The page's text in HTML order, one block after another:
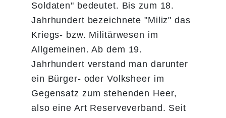
Soldaten" bedeutet. Bis zum 18.
Jahrhundert bezeichnete "Miliz" das
Kriegs- bzw. Militärwesen im
Allgemeinen. Ab dem 19.
Jahrhundert verstand man darunter
ein Bürger- oder Volksheer im
Gegensatz zum stehenden Heer,
also eine Art Reserveverband. Seit